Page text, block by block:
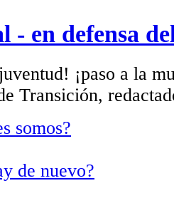
- en defensa
¡paso a la
Transición,
somos?
de nuevo?